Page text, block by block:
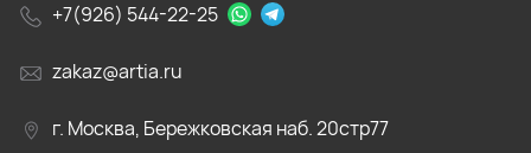
+7(926) 544-22-25
zakaz@artia.ru
г. Москва, Бережковская наб. 20стр77